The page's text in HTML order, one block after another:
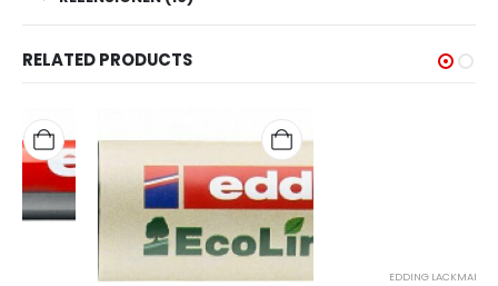
RELATED PRODUCTS
EDDING LACKMARKER